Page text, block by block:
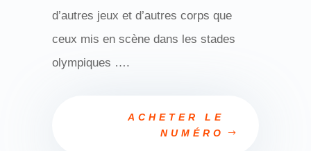
d’autres jeux et ­­d’autres corps que
ceux mis en scène dans les stades
olympiques ….
ACHETER LE
NUMÉRO